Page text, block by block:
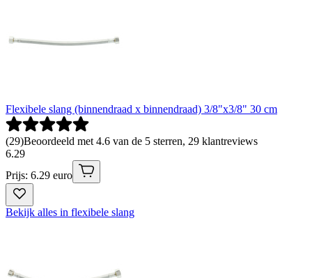
Flexibele slang (binnendraad x binnendraad) 3/8"x3/8" 30 cm
(29)Beoordeeld met 4.6 van de 5 sterren, 29 klantreviews
6.29
Prijs: 6.29 euro
Bekijk alles in flexibele slang